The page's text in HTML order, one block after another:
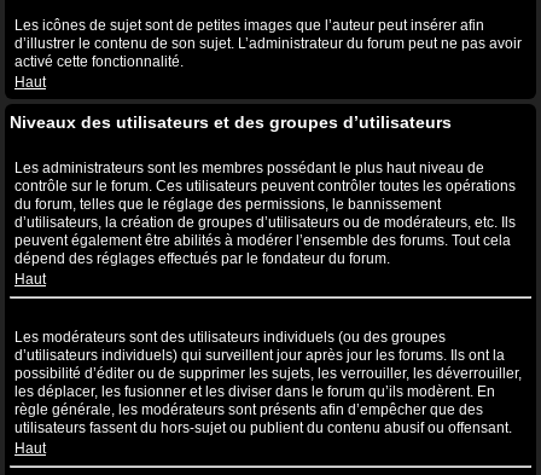
Les icônes de sujet sont de petites images que l’auteur peut insérer afin
d’illustrer le contenu de son sujet. L’administrateur du forum peut ne pas avoir
activé cette fonctionnalité.
Haut
Niveaux des utilisateurs et des groupes d’utilisateurs
Les administrateurs sont les membres possédant le plus haut niveau de
contrôle sur le forum. Ces utilisateurs peuvent contrôler toutes les opérations
du forum, telles que le réglage des permissions, le bannissement
d’utilisateurs, la création de groupes d’utilisateurs ou de modérateurs, etc. Ils
peuvent également être abilités à modérer l’ensemble des forums. Tout cela
dépend des réglages effectués par le fondateur du forum.
Haut
Les modérateurs sont des utilisateurs individuels (ou des groupes
d’utilisateurs individuels) qui surveillent jour après jour les forums. Ils ont la
possibilité d’éditer ou de supprimer les sujets, les verrouiller, les déverrouiller,
les déplacer, les fusionner et les diviser dans le forum qu’ils modèrent. En
règle générale, les modérateurs sont présents afin d’empêcher que des
utilisateurs fassent du hors-sujet ou publient du contenu abusif ou offensant.
Haut